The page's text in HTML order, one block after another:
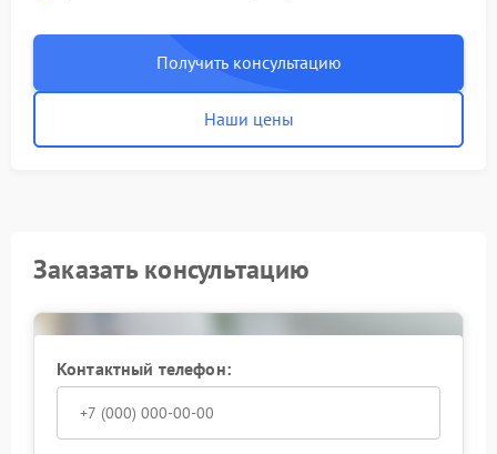
Получить консультацию
Наши цены
Заказать консультацию
Контактный телефон: